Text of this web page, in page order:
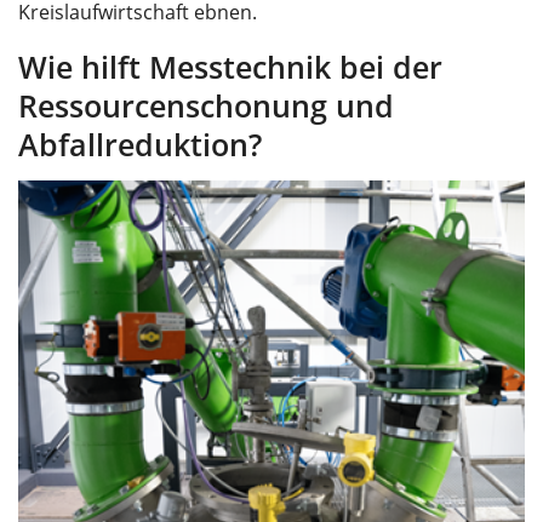
Kreislaufwirtschaft ebnen.
Wie hilft Messtechnik bei der
Ressourcenschonung und
Abfallreduktion?